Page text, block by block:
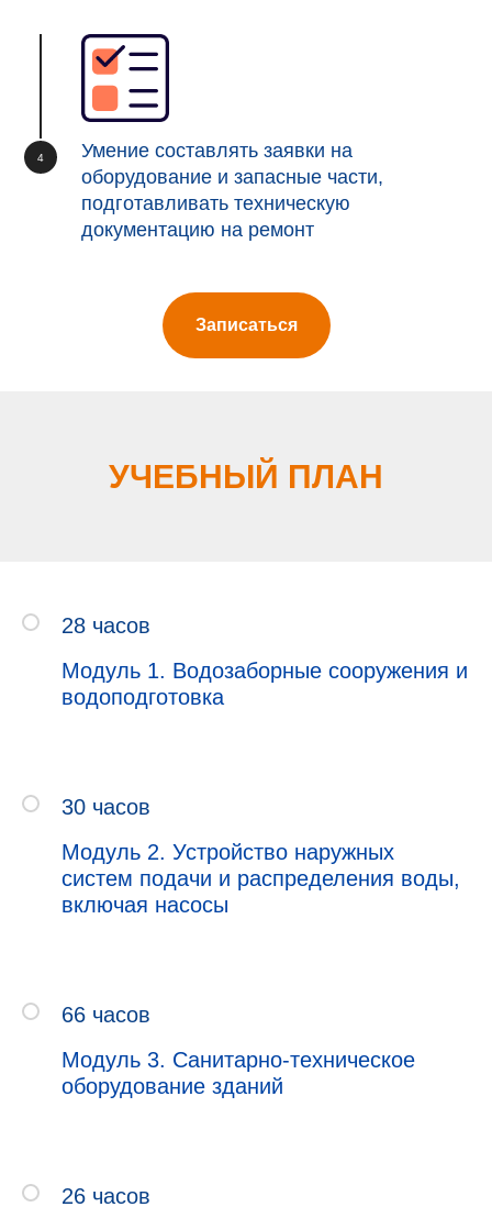
Умение составлять заявки на
оборудование и запасные части,
подготавливать техническую
документацию на ремонт
Записаться
УЧЕБНЫЙ ПЛАН
28 часов
Модуль 1. Водозаборные сооружения и
водоподготовка
30 часов
Модуль 2. Устройство наружных
систем подачи и распределения воды,
включая насосы
66 часов
Модуль 3. Санитарно-техническое
оборудование зданий
26 часов